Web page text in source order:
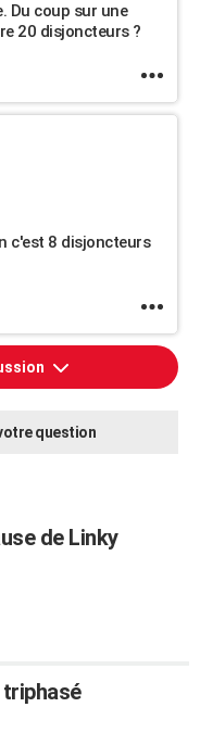
Du coup sur une
20 disjoncteurs ?
c'est 8 disjoncteurs
question
de Linky